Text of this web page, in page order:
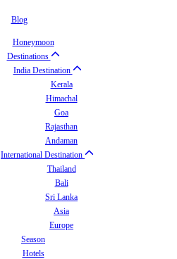
Blog
Honeymoon
Destinations
India Destination
Kerala
Himachal
Goa
Rajasthan
Andaman
International Destination
Thailand
Bali
Sri Lanka
Asia
Europe
Season
Hotels